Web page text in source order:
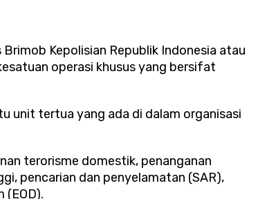
Kepolisian Republik Indonesia atau
operasi khusus yang bersifat
unit tertua yang ada di dalam organisasi
terorisme domestik, penanganan
pencarian dan penyelamatan (SAR),
(EOD).